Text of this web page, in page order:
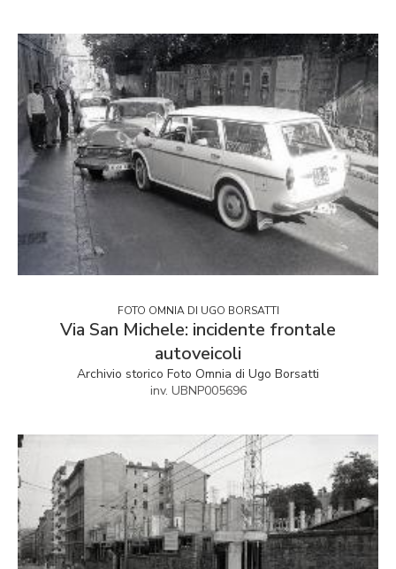
FOTO OMNIA DI UGO BORSATTI
Via San Michele: incidente frontale
autoveicoli
Archivio storico Foto Omnia di Ugo Borsatti
inv. UBNP005696